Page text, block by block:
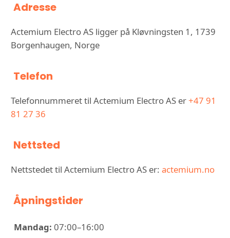
Adresse
Actemium Electro AS ligger på Kløvningsten 1, 1739
Borgenhaugen, Norge
Telefon
Telefonnummeret til Actemium Electro AS er+47 91
81 27 36
Nettsted
Nettstedet til Actemium Electro AS er: actemium.no
Åpningstider
Mandag: 07:00–16:00